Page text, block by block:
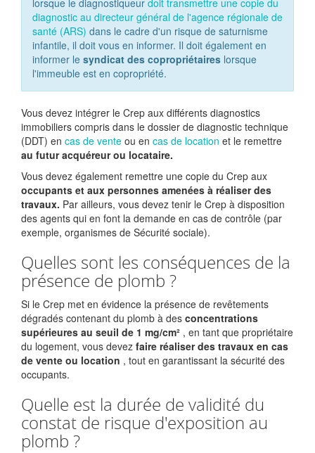
lorsque le diagnostiqueur doit transmettre une copie du
diagnostic au directeur général de l'agence régionale de
santé (ARS) dans le cadre d'un risque de saturnisme
infantile, il doit vous en informer. Il doit également en
informer le syndicat des copropriétaires lorsque
l'immeuble est en copropriété.
Vous devez intégrer le Crep aux différents diagnostics
immobiliers compris dans le dossier de diagnostic technique
(DDT) en cas de vente ou en cas de location et le remettre
au futur acquéreur ou locataire.
Vous devez également remettre une copie du Crep aux
occupants et aux personnes amenées à réaliser des
travaux. Par ailleurs, vous devez tenir le Crep à disposition
des agents qui en font la demande en cas de contrôle (par
exemple, organismes de Sécurité sociale).
Quelles sont les conséquences de la
présence de plomb ?
Si le Crep met en évidence la présence de revêtements
dégradés contenant du plomb à des concentrations
supérieures au seuil de 1 mg/cm² , en tant que propriétaire
du logement, vous devez faire réaliser des travaux en cas
de vente ou location , tout en garantissant la sécurité des
occupants.
Quelle est la durée de validité du
constat de risque d'exposition au
plomb ?